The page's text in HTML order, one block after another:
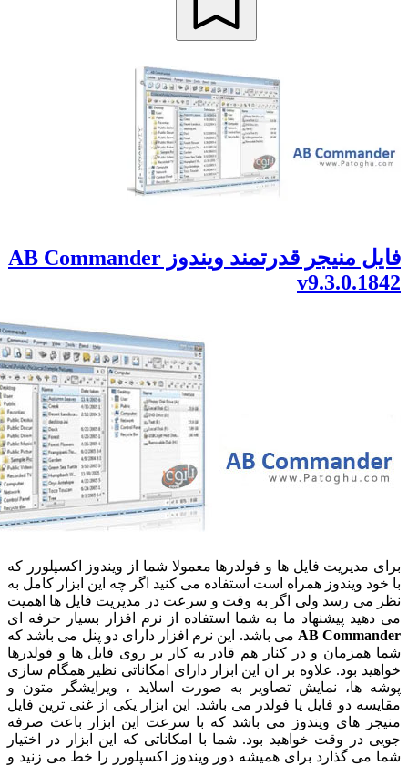
فایل منیجر قدرتمند ویندوز AB Commander
فایل ها و فولدرها معمولا شما از ویندوز اکسپلورر که
ویندوز همراه است استفاده می کنید اگر چه این ابزار کامل به
رسد ولی اگر به وقت و سرعت در مدیریت فایل ها اهمیت
پیشنهاد ما به شما استفاده از نرم افزار بسیار حرفه ای
ABمی باشد. این نرم افزار دارای دو پنل می باشد که
و در کنار هم قادر به کار بر روی فایل ها و فولدرها
بود. علاوه بر ان این ابزار دارای امکاناتی نظیر همگام سازی
نمایش تصاویر به صورت اسلاید ، ویرایشگر متون و
دو فایل یا فولدر می باشد. این ابزار یکی از غنی ترین فایل
های ویندوز می باشد که با سرعت این ابزار باعث صرفه
وقت خواهید بود. شما با امکاناتی که این ابزار در اختیار
گذارد برای همیشه دور ویندوز اکسپلورر را خط می زنید و